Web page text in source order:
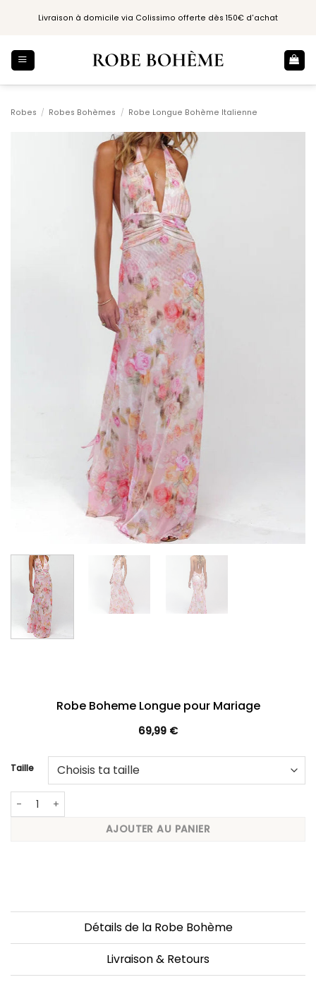
Livraison à domicile via Colissimo offerte dès 150€ d'achat
Robes / Robes Bohèmes / Robe Longue Bohème Italienne
Robe Boheme Longue pour Mariage
69,99 €
Taille
quantité de Robe Boheme Longue pour Mariage
AJOUTER AU PANIER
Détails de la Robe Bohème
Livraison & Retours